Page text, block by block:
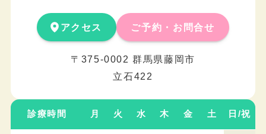
アクセス ご予約・お問合せ
〒375-0002 群馬県藤岡市
立石422
診療時間 月 火 水 木 金 土 日/祝